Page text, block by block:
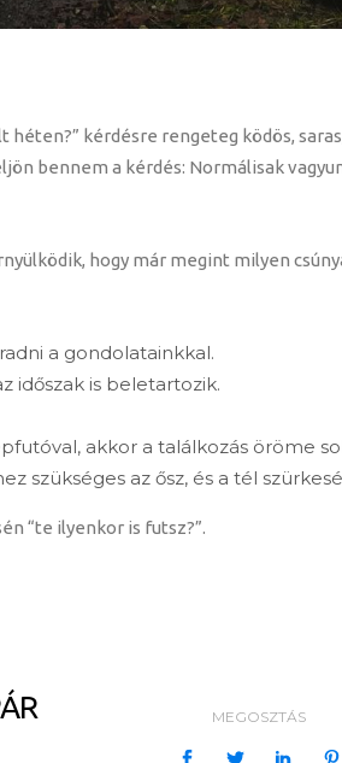
héten?” kérdésre rengeteg ködös,
bennem a kérdés: Normálisak
hogy már megint milyen
a gondolatainkkal.
időszak is beletartozik.
akkor a találkozás öröme
szükséges az ősz, és a tél
“te ilyenkor is futsz?”.
MEGOSZTÁS